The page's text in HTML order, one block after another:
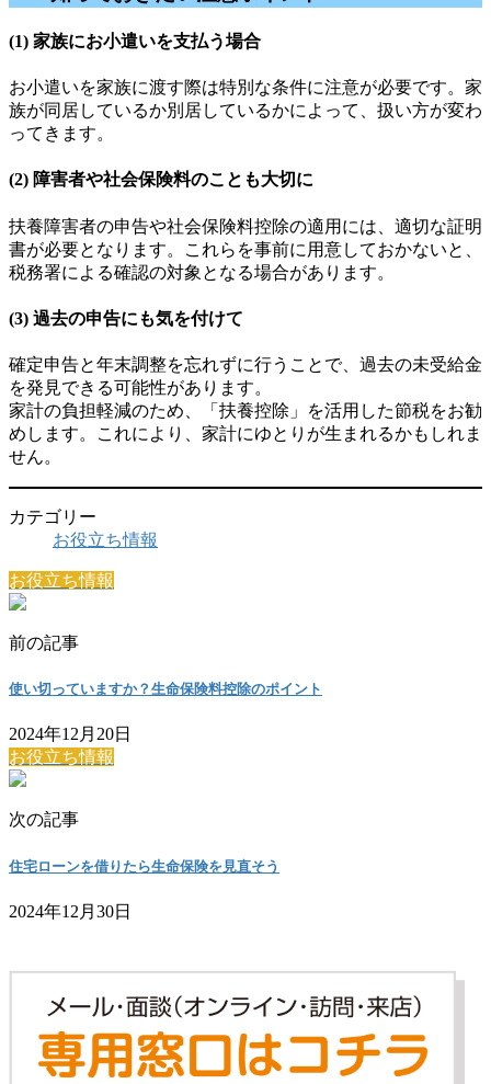
(1) 家族にお小遣いを支払う場合
お小遣いを家族に渡す際は特別な条件に注意が必要です。家
族が同居しているか別居しているかによって、扱い方が変わ
ってきます。
(2) 障害者や社会保険料のことも大切に
扶養障害者の申告や社会保険料控除の適用には、適切な証明
書が必要となります。これらを事前に用意しておかないと、
税務署による確認の対象となる場合があります。
(3) 過去の申告にも気を付けて
確定申告と年末調整を忘れずに行うことで、過去の未受給金
を発見できる可能性があります。
家計の負担軽減のため、「扶養控除」を活用した節税をお勧
めします。これにより、家計にゆとりが生まれるかもしれま
せん。
カテゴリー
お役立ち情報
お役立ち情報
前の記事
使い切っていますか？生命保険料控除のポイント
2024年12月20日
お役立ち情報
次の記事
住宅ローンを借りたら生命保険を見直そう
2024年12月30日